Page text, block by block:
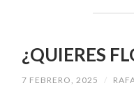
¿QUIERES
7 FEBRERO, 2025 /